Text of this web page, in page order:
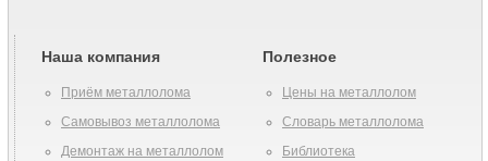
Наша компания
Приём металлолома
Самовывоз металлолома
Демонтаж на металлолом
Полезное
Цены на металлолом
Словарь металлолома
Библиотека